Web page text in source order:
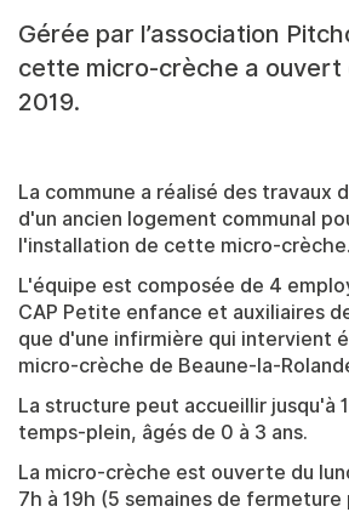
Gérée par l’association
cette micro-crèche a ouvert
2019.
La commune a réalisé des travaux
d'un ancien logement communal
l'installation de cette micro-crèche.
L'équipe est composée de 4
CAP Petite enfance et auxiliaires
que d'une infirmière qui intervient
micro-crèche de Beaune-la-
La structure peut accueillir jusqu'à
temps-plein, âgés de 0 à 3 ans.
La micro-crèche est ouverte du
7h à 19h (5 semaines de fermeture